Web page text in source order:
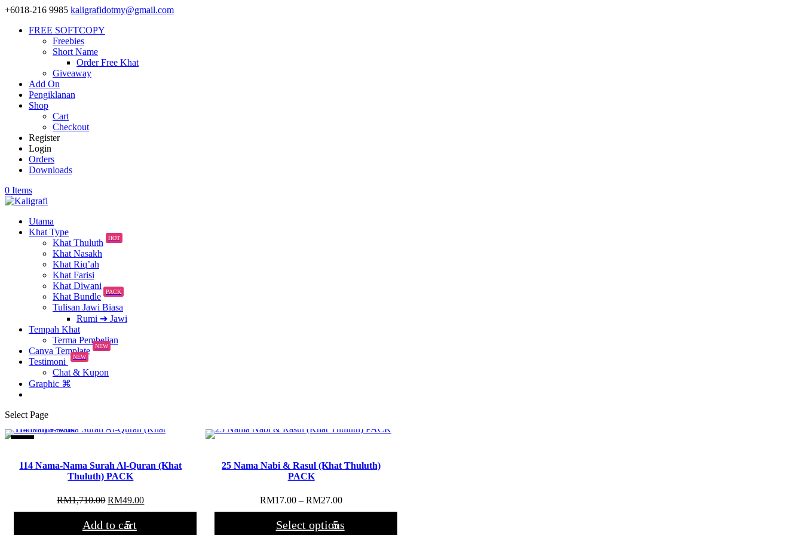
+6018-216 9985 kaligrafidotmy@gmail.com
FREE SOFTCOPY
Freebies
Short Name
Order Free Khat
Giveaway
Add On
Pengiklanan
Shop
Cart
Checkout
Register
Login
Orders
Downloads
0 Items
Utama
Khat Type
Khat Thuluth
HOT
Khat Nasakh
Khat Riq’ah
Khat Farisi
Khat Diwani
Khat Bundle
PACK
Tulisan Jawi Biasa
Rumi ➔ Jawi
Tempah Khat
Terma Pembelian
Canva Template
NEW
Testimoni NEW
Chat & Kupon
Graphic ⌘
Select Page
114 Nama-Nama Surah Al-Quran (Khat
Thuluth) PACK
RM1,710.00 Original
price
was:
RM1,710.00.
RM49.00Current
price
Add to cart
25 Nama Nabi & Rasul (Khat Thuluth)
PACK
RM17.00 – RM27.00Price
range:
through
Select options